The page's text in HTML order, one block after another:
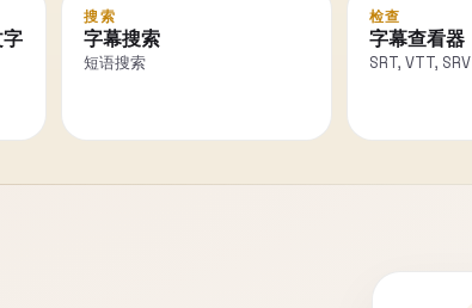
搜索
字幕搜索
短语搜索
检查
字幕查看器
SRT, VTT, SRV